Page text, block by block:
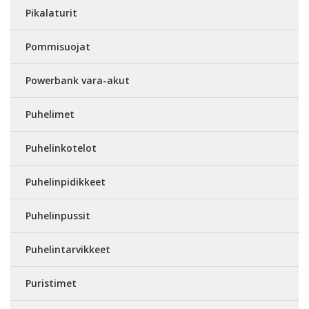
Pikalaturit
Pommisuojat
Powerbank vara-akut
Puhelimet
Puhelinkotelot
Puhelinpidikkeet
Puhelinpussit
Puhelintarvikkeet
Puristimet